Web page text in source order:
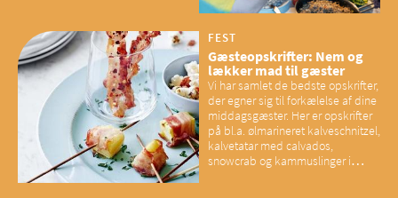
have konsekvenser for vores
sociale fællesskaber
FEST
Gæsteopskrifter: Nem og
lækker mad til gæster
Vi har samlet de bedste opskrifter,
der egner sig til forkælelse af dine
middagsgæster. Her er opskrifter
på bl.a. ølmarineret kalveschnitzel,
kalvetatar med calvados,
snowcrab og kammuslinger i